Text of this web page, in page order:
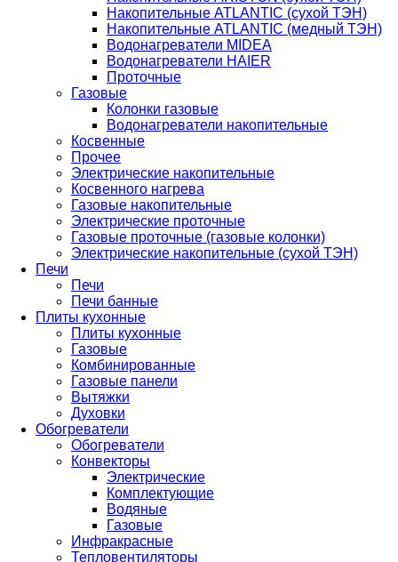
Накопительные ATLANTIC (сухой ТЭН)
Накопительные ATLANTIC (медный ТЭН)
Водонагреватели MIDEA
Водонагреватели HAIER
Проточные
Газовые
Колонки газовые
Водонагреватели накопительные
Косвенные
Прочее
Электрические накопительные
Косвенного нагрева
Газовые накопительные
Электрические проточные
Газовые проточные (газовые колонки)
Электрические накопительные (сухой ТЭН)
Печи
Печи
Печи банные
Плиты кухонные
Плиты кухонные
Газовые
Комбинированные
Газовые панели
Вытяжки
Духовки
Обогреватели
Обогреватели
Конвекторы
Электрические
Комплектующие
Водяные
Газовые
Инфракрасные
Тепловентиляторы